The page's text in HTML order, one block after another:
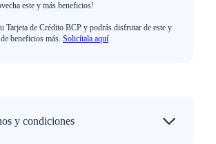
este y más beneficios!
Tarjeta de Crédito BCP y podrás disfrutar de este y
beneficios más. Solicítala aquí
y condiciones